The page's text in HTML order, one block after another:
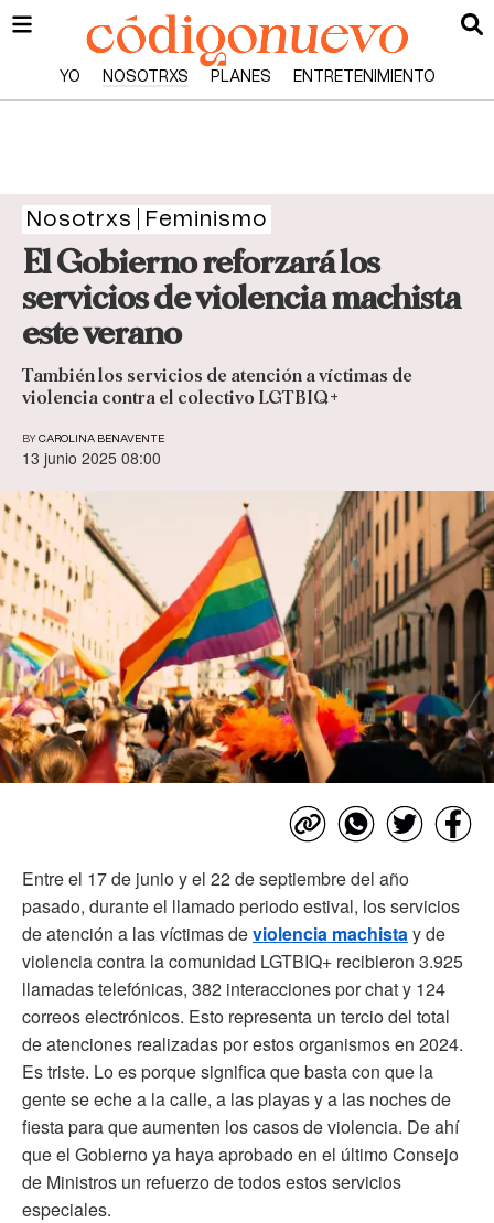
YO NOSOTRXS PLANES ENTRETENIMIENTO
Nosotrxs Feminismo
El Gobierno reforzará los
servicios de violencia machista
este verano
También los servicios de atención a víctimas de
violencia contra el colectivo LGTBIQ+
BY CAROLINA BENAVENTE
13 junio 2025 08:00
Entre el 17 de junio y el 22 de septiembre del año
pasado, durante el llamado periodo estival, los servicios
de atención a las víctimas deviolencia machistay de
violencia contra la comunidad LGTBIQ+ recibieron 3.925
llamadas telefónicas, 382 interacciones por chat y 124
correos electrónicos. Esto representa un tercio del total
de atenciones realizadas por estos organismos en 2024.
Es triste. Lo es porque significa que basta con que la
gente se eche a la calle, a las playas y a las noches de
fiesta para que aumenten los casos de violencia. De ahí
que el Gobierno ya haya aprobado en el último Consejo
de Ministros un refuerzo de todos estos servicios
especiales.